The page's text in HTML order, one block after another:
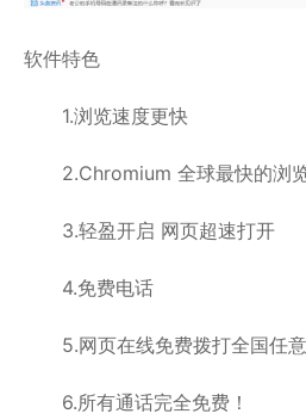
软件特色
1.浏览速度更快
2.Chromium 全球最快的浏
3.轻盈开启 网页超速打开
4.免费电话
5.网页在线免费拨打全国任
6.所有通话完全免费！